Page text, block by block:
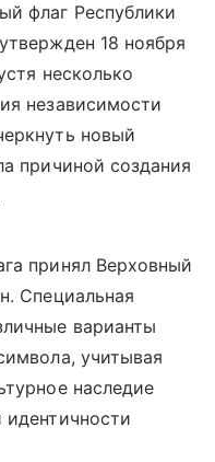
флаг Республики
18 ноября
несколько
независимости
новый
причиной создания
принял Верховный
Специальная
варианты
учитывая
наследие
идентичности